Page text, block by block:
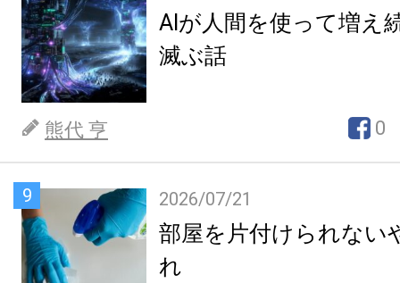
AIが人間を使って増え
滅ぶ話
熊代 亨 0
9 2026/07/21
部屋を片付けられない
れ